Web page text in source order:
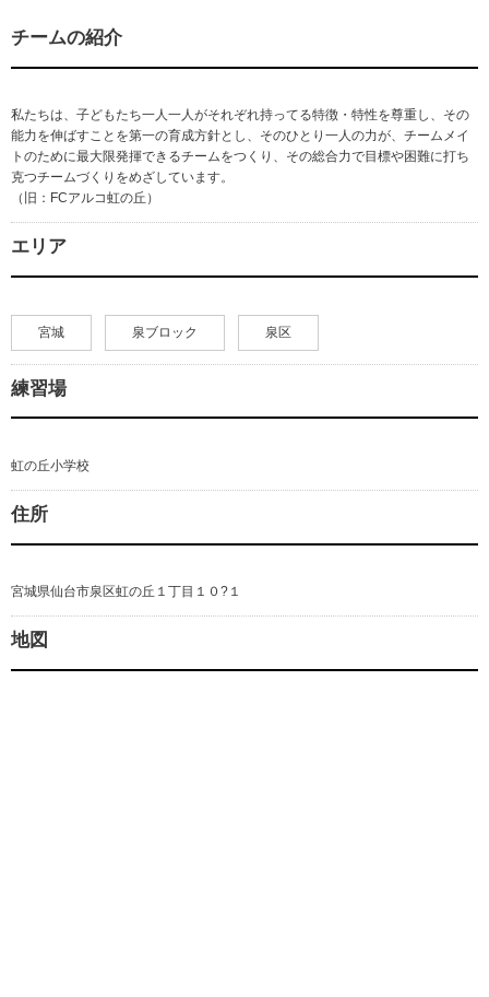
チームの紹介
私たちは、子どもたち一人一人がそれぞれ持ってる特徴・特性を尊重し、その
能力を伸ばすことを第一の育成方針とし、そのひとり一人の力が、チームメイ
トのために最大限発揮できるチームをつくり、その総合力で目標や困難に打ち
克つチームづくりをめざしています。
（旧：FCアルコ虹の丘）
エリア
宮城 泉ブロック 泉区
練習場
虹の丘小学校
住所
宮城県仙台市泉区虹の丘１丁目１０?１
地図